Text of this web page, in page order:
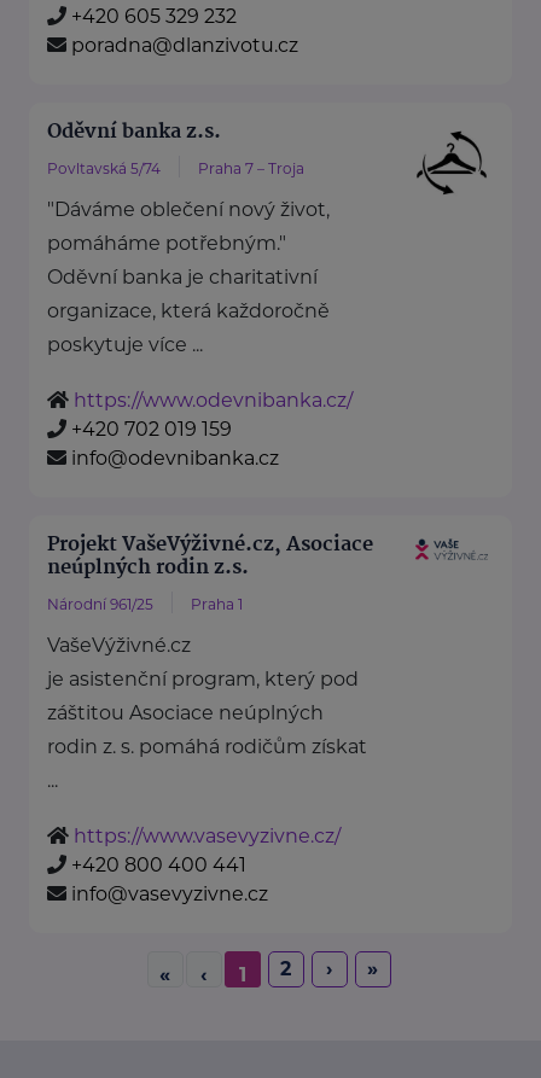
+420 605 329 232
poradna@dlanzivotu.cz
Oděvní banka z.s.
Povltavská 5/74 Praha 7 – Troja
"Dáváme oblečení nový život,
pomáháme potřebným."
Oděvní banka je charitativní
organizace, která každoročně
poskytuje více ...
https://www.odevnibanka.cz/
+420 702 019 159
info@odevnibanka.cz
Projekt VašeVýživné.cz, Asociace
neúplných rodin z.s.
Národní 961/25 Praha 1
VašeVýživné.cz
je asistenční program, který pod
záštitou Asociace neúplných
rodin z. s. pomáhá rodičům získat
...
https://www.vasevyzivne.cz/
+420 800 400 441
info@vasevyzivne.cz
« ‹ 1 2 › »